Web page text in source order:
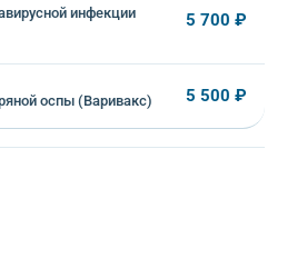
инфекции
5 700 ₽
оспы (Варивакс) 5 500 ₽